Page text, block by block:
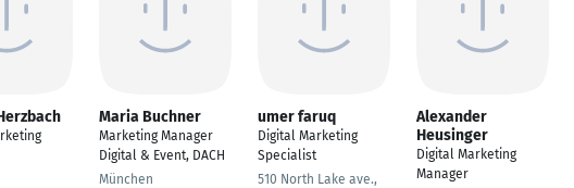
Maria Buchner
Marketing Manager
Digital & Event, DACH
München
umer faruq
Digital Marketing
Specialist
510 North Lake ave.,
Alexander
Heusinger
Digital Marketing
Manager